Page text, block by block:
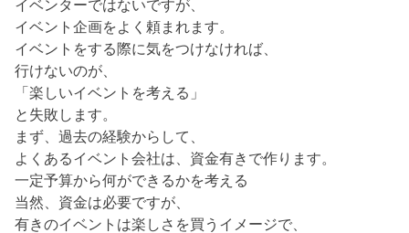
イベンターではないですが、
イベント企画をよく頼まれます。
イベントをする際に気をつけなければ、
行けないのが、
「楽しいイベントを考える」
と失敗します。
まず、過去の経験からして、
よくあるイベント会社は、資金有きで作ります。
一定予算から何ができるかを考える
当然、資金は必要ですが、
有きのイベントは楽しさを買うイメージで、